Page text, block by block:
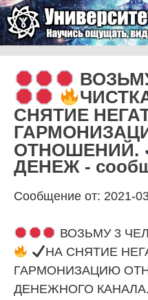
Университет
СНЯТИЕ
ОТНОШЕНИЙ.
ДЕНЕЖ -
Сообщение от: 2021-
ВОЗЬМУ 3
НА СНЯТИЕ
ГАРМОНИЗАЦИЮ
ДЕНЕЖНОГО